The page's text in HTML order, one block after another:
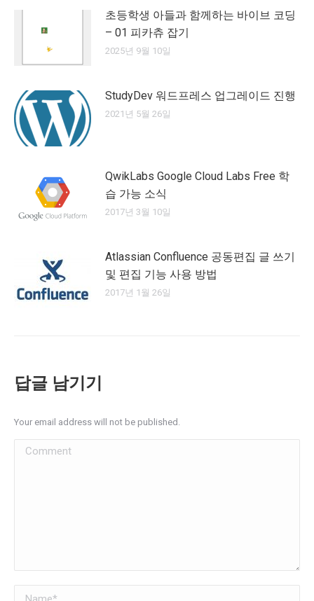
초등학생 아들과 함께하는 바이브 코딩
– 01 피카츄 잡기
2025년 9월 10일
StudyDev 워드프레스 업그레이드 진행
2021년 5월 26일
QwikLabs Google Cloud Labs Free 학
습 가능 소식
2017년 3월 10일
Atlassian Confluence 공동편집 글 쓰기
및 편집 기능 사용 방법
2017년 1월 26일
답글 남기기
Your email address will not be published.
Comment
Name *